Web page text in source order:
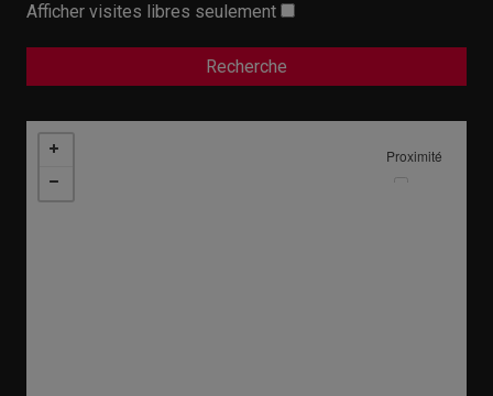
Afficher visites libres seulement
Proximité